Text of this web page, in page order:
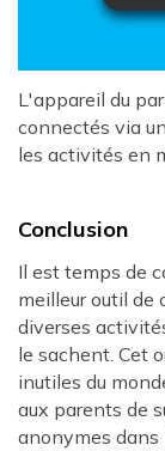
L'appareil du
connectés via
les activités en
Conclusion
Il est temps de
meilleur outil de
diverses
le sachent. Cet
inutiles du
aux parents de
anonymes dans